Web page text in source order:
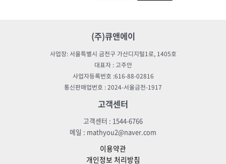
(주)큐앤에이
사업장: 서울특별시 금천구 가산디지털1로, 1405호
대표자 : 고주안
사업자등록번호 :616-88-02816
통신판매업번호 : 2024-서울금천-1917
고객센터
고객센터 : 1544-6766
메일 : mathyou2@naver.com
이용약관
개인정보 처리방침